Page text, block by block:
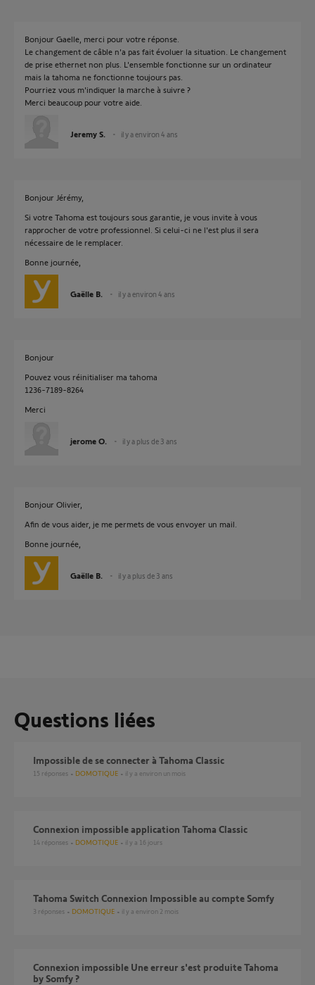
Bonjour Gaelle, merci pour votre réponse.
Le changement de câble n'a pas fait évoluer la situation. Le changement
de prise ethernet non plus. L'ensemble fonctionne sur un ordinateur
mais la tahoma ne fonctionne toujours pas.
Pourriez vous m'indiquer la marche à suivre ?
Merci beaucoup pour votre aide.
Jeremy S. il y a environ 4 ans
Bonjour Jérémy,
Si votre Tahoma est toujours sous garantie, je vous invite à vous
rapprocher de votre professionnel. Si celui-ci ne l'est plus il sera
nécessaire de le remplacer.
Bonne journée,
Gaëlle B. il y a environ 4 ans
Bonjour
Pouvez vous réinitialiser ma tahoma
1236-7189-8264
Merci
jerome O. il y a plus de 3 ans
Bonjour Olivier,
Afin de vous aider, je me permets de vous envoyer un mail.
Bonne journée,
Gaëlle B. il y a plus de 3 ans
Questions liées
Impossible de se connecter à Tahoma Classic
15 réponses DOMOTIQUE il y a environ un mois
Connexion impossible application Tahoma Classic
14 réponses DOMOTIQUE il y a 16 jours
Tahoma Switch Connexion Impossible au compte Somfy
3 réponses DOMOTIQUE il y a environ 2 mois
Connexion impossible Une erreur s'est produite Tahoma
by Somfy ?